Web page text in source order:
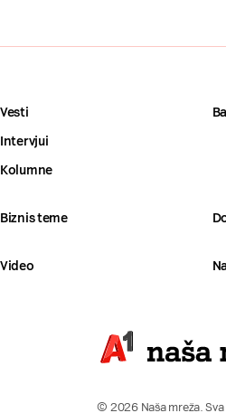
Vesti
Intervjui
Kolumne
Biznis teme
Video
© 2026 Naša mreža.